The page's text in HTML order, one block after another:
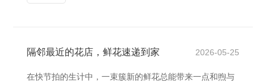
隔邻最近的花店，鲜花速递到家 2026-05-25
在快节拍的生计中，一束簇新的鲜花总能带来一点和煦与